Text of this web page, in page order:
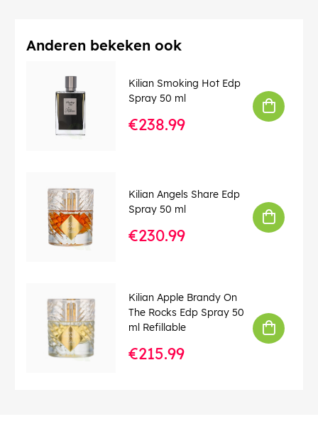
Anderen bekeken ook
Kilian Smoking Hot Edp
Spray 50 ml
€238.99
Kilian Angels Share Edp
Spray 50 ml
€230.99
Kilian Apple Brandy On
The Rocks Edp Spray 50
ml Refillable
€215.99